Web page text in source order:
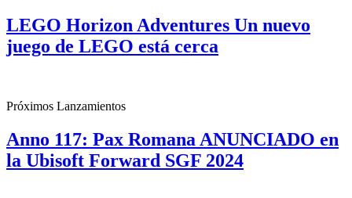
LEGO Horizon Adventures Un nuevo
juego de LEGO está cerca
Próximos Lanzamientos
Anno 117: Pax Romana ANUNCIADO en
la Ubisoft Forward SGF 2024